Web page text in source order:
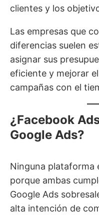
clientes y los
Las empresas que
diferencias suelen
asignar sus
eficiente y mejorar
campañas con el
¿Facebook
Google Ads?
Ninguna plataforma
porque ambas
Google Ads
alta intención de